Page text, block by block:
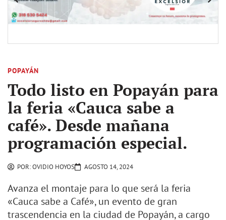
POPAYÁN
Todo listo en Popayán para
la feria «Cauca sabe a
café». Desde mañana
programación especial.
POR:OVIDIO HOYOS AGOSTO 14, 2024
Avanza el montaje para lo que será la feria
«Cauca sabe a Café», un evento de gran
trascendencia en la ciudad de Popayán, a cargo